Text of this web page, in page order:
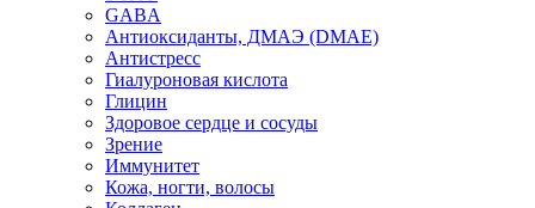
GABA
Антиоксиданты, ДМАЭ (DMAE)
Антистресс
Гиалуроновая кислота
Глицин
Здоровое сердце и сосуды
Зрение
Иммунитет
Кожа, ногти, волосы